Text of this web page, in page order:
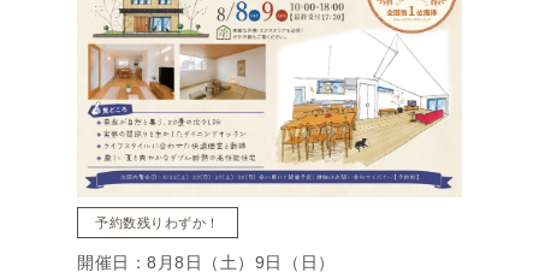
予約数残りわずか！
開催日：8月8日（土）9日（日）